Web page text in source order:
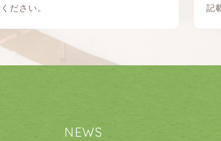
ください。
記
NEWS